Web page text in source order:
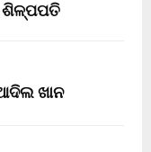
ଶିଳ୍ପପତି
ଖାନ